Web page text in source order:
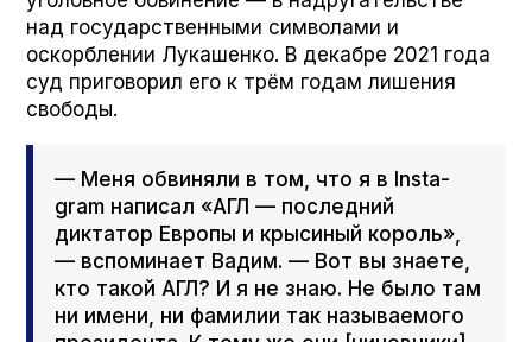
над государственными символами и
оскорблении Лукашенко. В декабре 2021 года
суд приговорил его к трём годам лишения
свободы.
— Меня обвиняли в том, что я в Insta­
gram написал «АГЛ — последний
диктатор Европы и крысиный король»,
— вспоминает Вадим. — Вот вы знаете,
кто такой АГЛ? И я не знаю. Не было там
ни имени, ни фамилии так называемого